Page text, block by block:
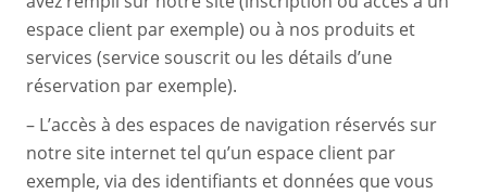
espace client par exemple) ou à nos produits et
services (service souscrit ou les détails d’une
réservation par exemple).
– L’accès à des espaces de navigation réservés sur
notre site internet tel qu’un espace client par
exemple, via des identifiants et données que vous